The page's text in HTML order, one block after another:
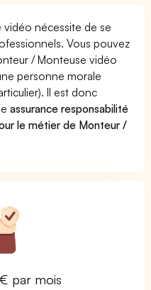
nécessite de se
Vous pouvez
/ Monteuse vidéo
personne morale
Il est donc
assurance responsabilité
le métier de Monteur /
par mois